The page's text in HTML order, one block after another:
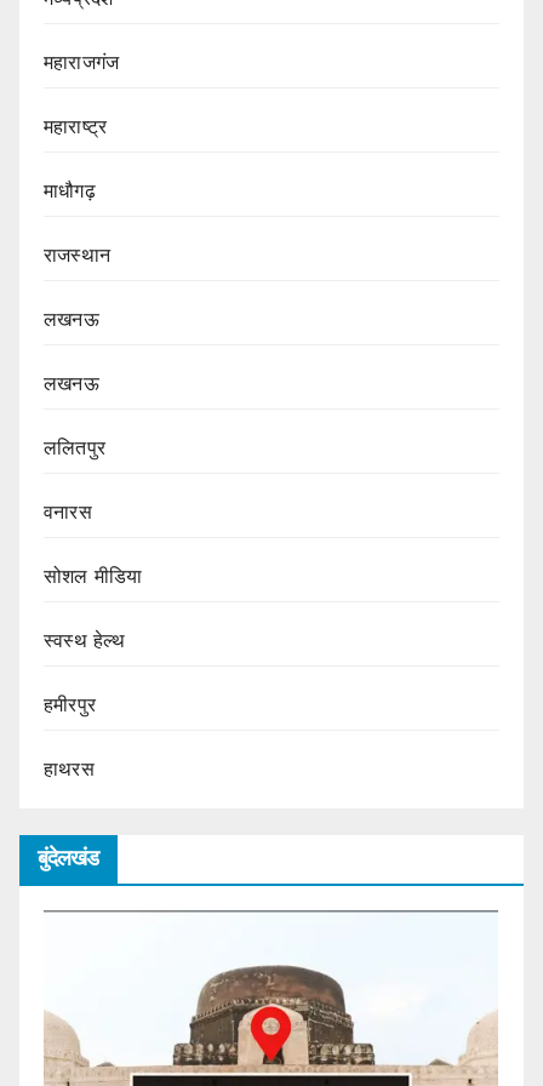
महाराजगंज
महाराष्ट्र
माधौगढ़
राजस्थान
लखनऊ
लखनऊ
ललितपुर
वनारस
सोशल मीडिया
स्वस्थ हेल्थ
हमीरपुर
हाथरस
बुंदेलखंड